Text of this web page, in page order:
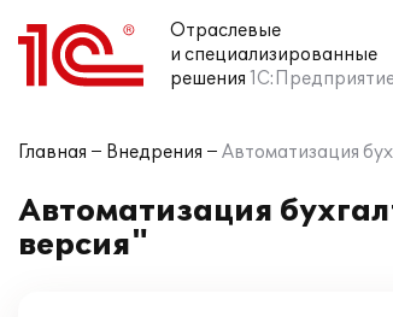
Отраслевые
и специализированные
решения
Главная Внедрения Автоматизация
Автоматизация
версия"